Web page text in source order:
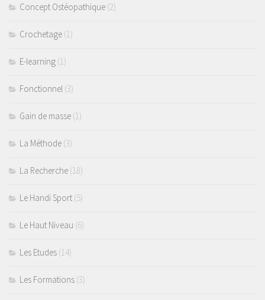
Concept Ostéopathique (2)
Crochetage (1)
E-learning (1)
Fonctionnel (3)
Gain de masse (1)
La Méthode (3)
La Recherche (18)
Le Handi Sport (5)
Le Haut Niveau (6)
Les Etudes (14)
Les Formations (3)